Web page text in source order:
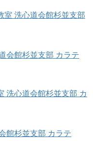
室 洗心道会館杉並支部
会館杉並支部 カラテ
洗心道会館杉並支部 カ
館杉並支部 カラテ